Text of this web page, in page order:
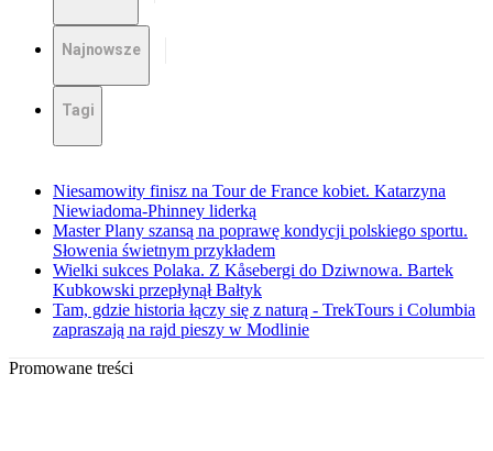
Najnowsze
Tagi
Niesamowity finisz na Tour de France kobiet. Katarzyna
Niewiadoma-Phinney liderką
Master Plany szansą na poprawę kondycji polskiego sportu.
Słowenia świetnym przykładem
Wielki sukces Polaka. Z Kåsebergi do Dziwnowa. Bartek
Kubkowski przepłynął Bałtyk
Tam, gdzie historia łączy się z naturą - TrekTours i Columbia
zapraszają na rajd pieszy w Modlinie
Promowane treści